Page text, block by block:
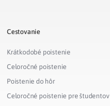
Cestovanie
Krátkodobé poistenie
Celoročné poistenie
Poistenie do hôr
Celoročné poistenie pre študentov